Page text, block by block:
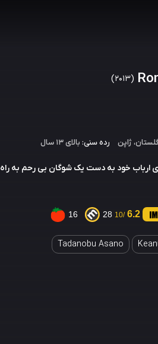
(2013)
، ژاپن رده سنی: بالای ۱۳ سال
ارباب خود به دست یک شوگان بی رحم به راه
6.2
/10
28
16
Tadanobu Asano